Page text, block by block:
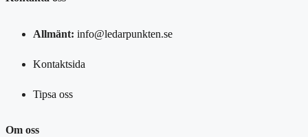
Allmänt: info@ledarpunkten.se
Kontaktsida
Tipsa oss
Om oss